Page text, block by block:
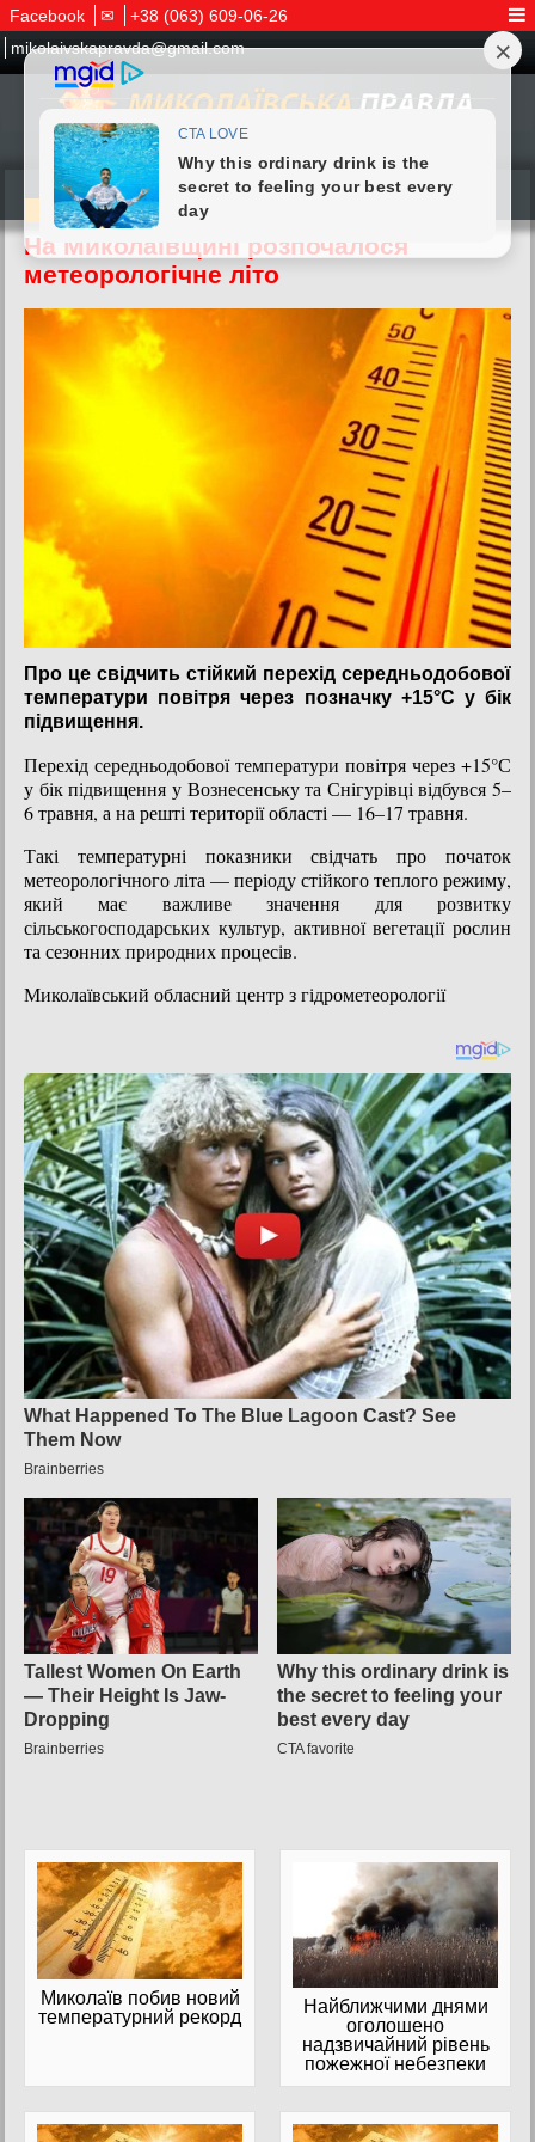
Facebook ✉
+38 (063) 609-06-26
mikolaivskapravda@gmail.com
19.05.2026
На Миколаївщині розпочалося
метеорологічне літо
Про це свідчить стійкий перехід середньодобової
температури повітря через позначку +15°C у бік
підвищення.
Перехід середньодобової температури повітря через +15°С
у бік підвищення у Вознесенську та Снігурівці відбувся 5–
6 травня, а на решті території області — 16–17 травня.
Такі температурні показники свідчать про початок
метеорологічного літа — періоду стійкого теплого режиму,
який має важливе значення для розвитку
сільськогосподарських культур, активної вегетації рослин
та сезонних природних процесів.
Миколаївський обласний центр з гідрометеорології
Миколаїв побив новий
температурний рекорд
Найближчими днями
оголошено
надзвичайний рівень
пожежної небезпеки